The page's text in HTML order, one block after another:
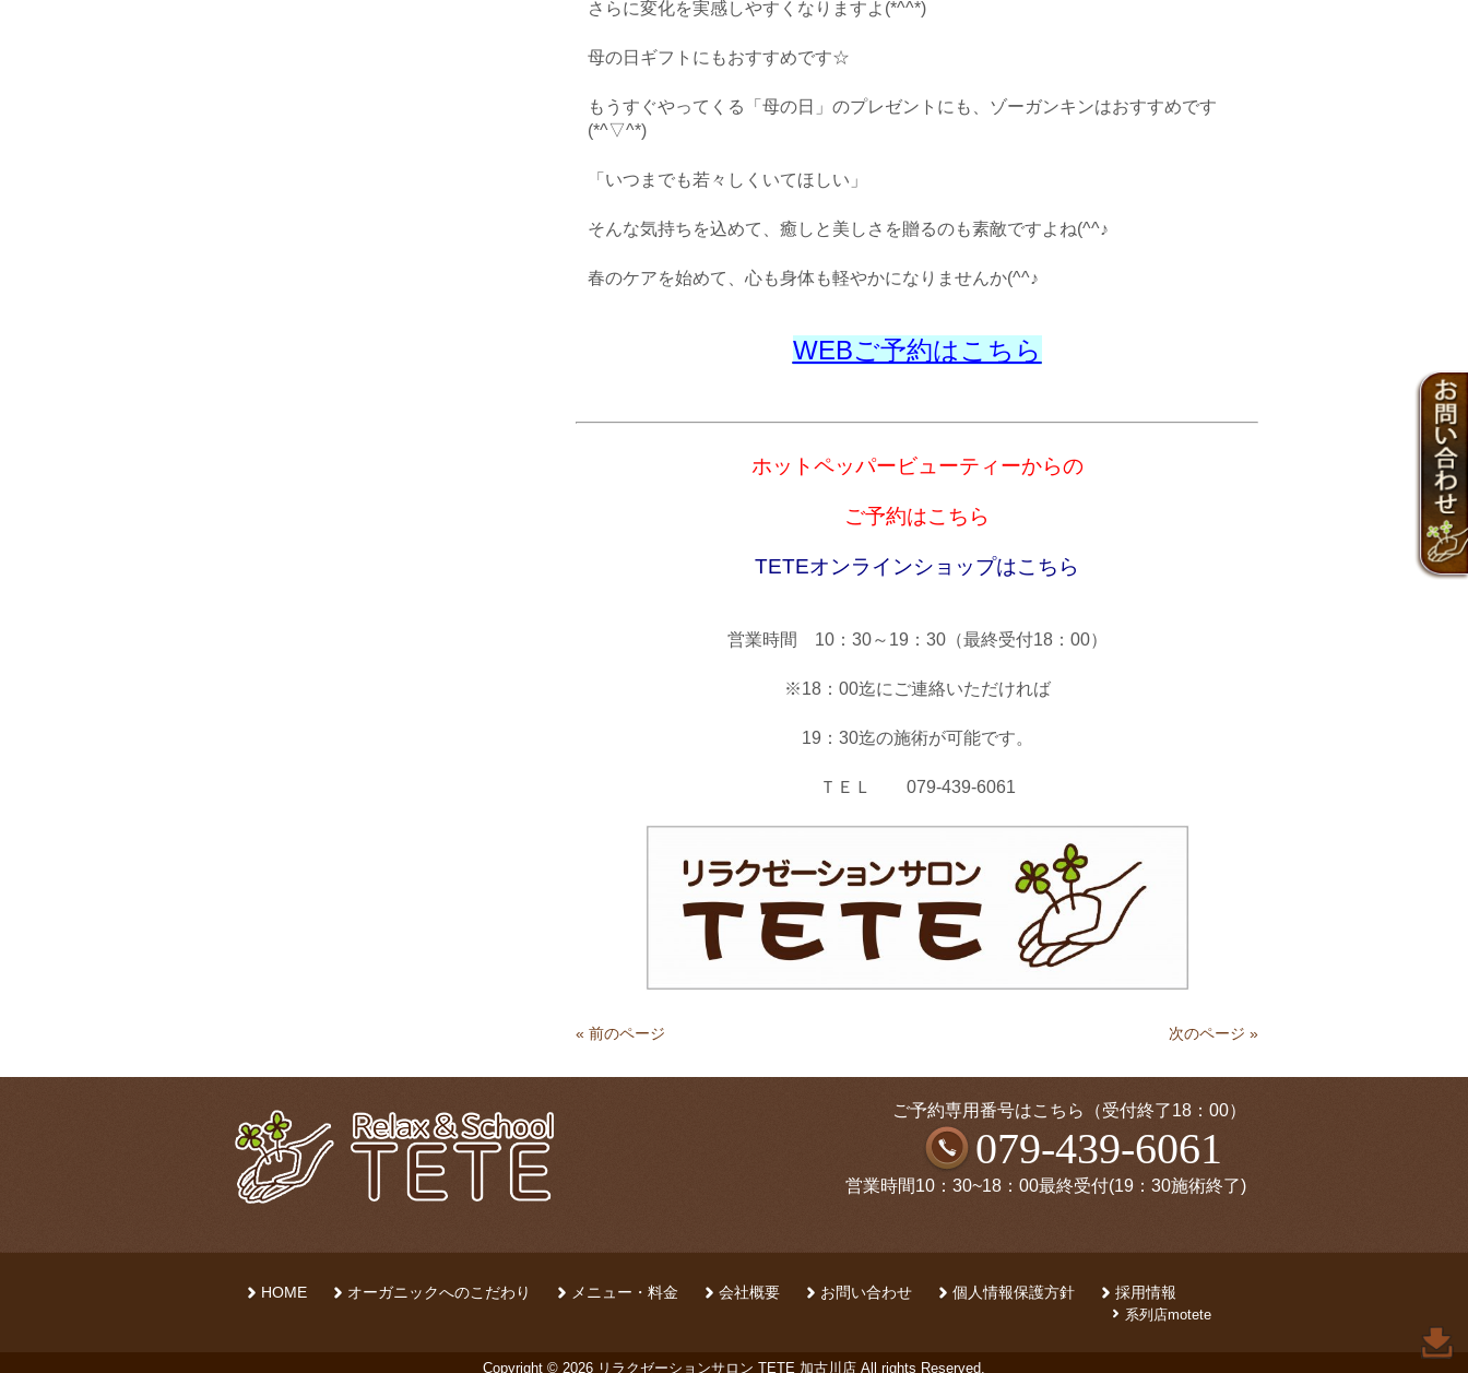
さらに変化を実感しやすくなりますよ(*^^*)
母の日ギフトにもおすすめです☆
もうすぐやってくる「母の日」のプレゼントにも、ゾーガンキンはおすすめです
(*^▽^*)
「いつまでも若々しくいてほしい」
そんな気持ちを込めて、癒しと美しさを贈るのも素敵ですよね(^^♪
春のケアを始めて、心も身体も軽やかになりませんか(^^♪
WEBご予約はこちら
ホットペッパービューティーからの
ご予約はこちら
TETEオンラインショップはこちら
営業時間 10：30～19：30（最終受付18：00）
※18：00迄にご連絡いただければ
19：30迄の施術が可能です。
ＴＥＬ 079-439-6061
« 前のページ 次のページ »
ご予約専用番号はこちら（受付終了18：00）
079-439-6061
営業時間10：30~18：00最終受付(19：30施術終了)
HOME オーガニックへのこだわり メニュー・料金 会社概要 お問い合わせ 個人情報保護方針
採用情報
系列店motete
Copyright © 2026 リラクゼーションサロン TETE 加古川店 All rights Reserved.